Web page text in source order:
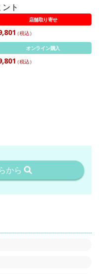
ント
店舗取り寄せ
（税込）
オンライン購入
（税込）
から